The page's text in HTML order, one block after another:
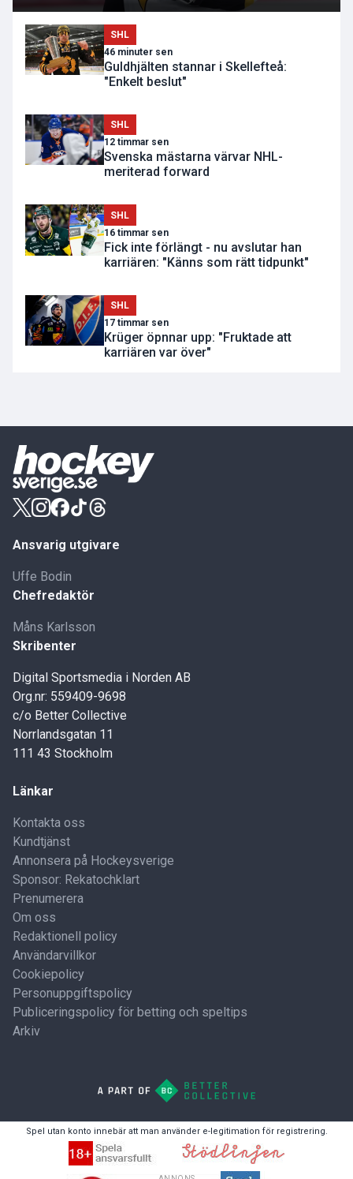
SHL
46 minuter sen
Guldhjälten stannar i Skellefteå:
"Enkelt beslut"
SHL
12 timmar sen
Svenska mästarna värvar NHL-
meriterad forward
SHL
16 timmar sen
Fick inte förlängt - nu avslutar han
karriären: "Känns som rätt tidpunkt"
SHL
17 timmar sen
Krüger öpnnar upp: "Fruktade att
karriären var över"
Ansvarig utgivare
Uffe Bodin
Chefredaktör
Måns Karlsson
Skribenter
Digital Sportsmedia i Norden AB
Org.nr: 559409-9698
c/o Better Collective
Norrlandsgatan 11
111 43 Stockholm
Länkar
Kontakta oss
Kundtjänst
Annonsera på Hockeysverige
Sponsor: Rekatochklart
Prenumerera
Om oss
Redaktionell policy
Användarvillkor
Cookiepolicy
Personuppgiftspolicy
Publiceringspolicy för betting och speltips
Arkiv
Spel utan konto innebär att man använder e-legitimation för registrering.